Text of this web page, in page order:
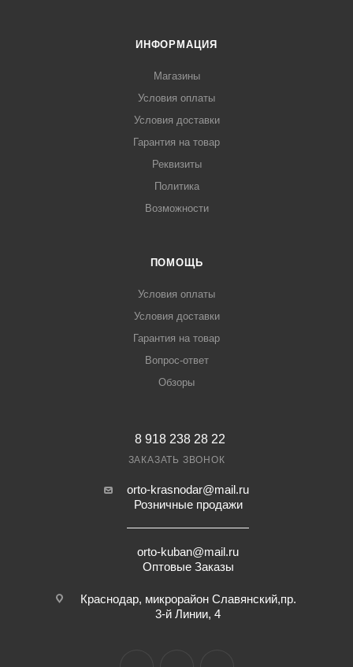
ИНФОРМАЦИЯ
Магазины
Условия оплаты
Условия доставки
Гарантия на товар
Реквизиты
Политика
Возможности
ПОМОЩЬ
Условия оплаты
Условия доставки
Гарантия на товар
Вопрос-ответ
Обзоры
8 918 238 28 22
ЗАКАЗАТЬ ЗВОНОК
orto-krasnodar@mail.ru
Розничные продажи
orto-kuban@mail.ru
Оптовые Заказы
Краснодар, микрорайон Славянский,пр.
3-й Линии, 4